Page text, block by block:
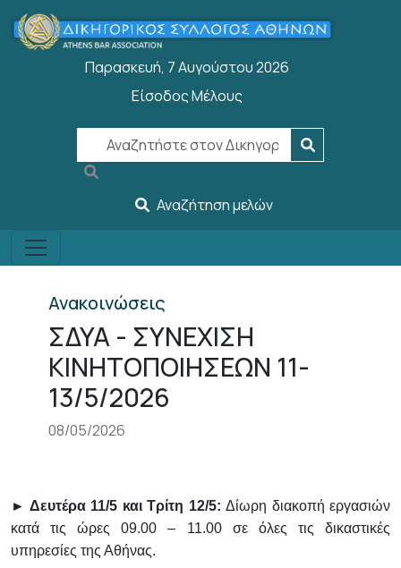
Παράκαμψη προς το κυρίως περιεχόμενο
Παρασκευή, 7 Αυγούστου 2026
User account menu
Είσοδος Μέλους
Αναζήτηση μελών
Ανακοινώσεις
ΣΔΥΑ - ΣΥΝΕΧΙΣΗ
ΚΙΝΗΤΟΠΟΙΗΣΕΩΝ 11-
13/5/2026
08/05/2026
► Δευτέρα 11/5 και Τρίτη 12/5: Δίωρη διακοπή εργασιών
κατά τις ώρες 09.00 – 11.00 σε όλες τις δικαστικές
υπηρεσίες της Αθήνας.